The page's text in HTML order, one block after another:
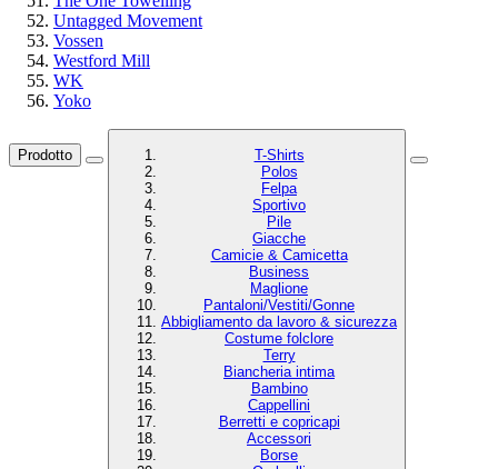
Untagged Movement
Vossen
Westford Mill
WK
Yoko
Prodotto
T-Shirts
Polos
Felpa
Sportivo
Pile
Giacche
Camicie & Camicetta
Business
Maglione
Pantaloni/Vestiti/Gonne
Abbigliamento da lavoro & sicurezza
Costume folclore
Terry
Biancheria intima
Bambino
Cappellini
Berretti e copricapi
Accessori
Borse